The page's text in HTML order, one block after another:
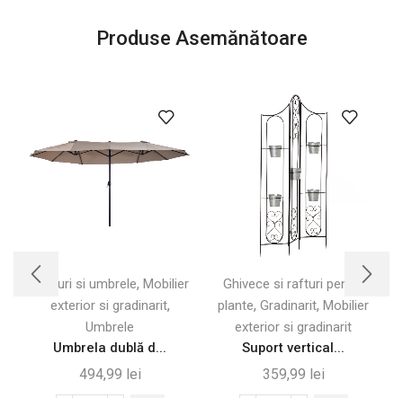
Produse Asemănătoare
Corturi si umbrele, Mobilier
exterior si gradinarit,
Umbrele
Umbrela dublă d...
494,99 lei
Ghivece si rafturi pentru
plante, Gradinarit, Mobilier
exterior si gradinarit
Suport vertical...
359,99 lei